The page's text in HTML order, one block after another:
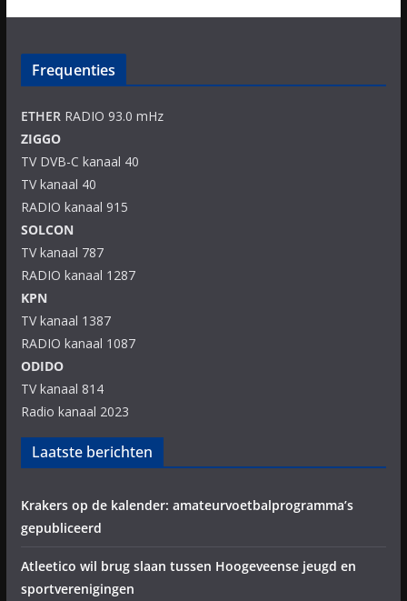
Frequenties
ETHERRADIO 93.0 mHz
ZIGGO
TV DVB-C kanaal 40
TV kanaal 40
RADIO kanaal 915
SOLCON
TV kanaal 787
RADIO kanaal 1287
KPN
TV kanaal 1387
RADIO kanaal 1087
ODIDO
TV kanaal 814
Radio kanaal 2023
Laatste berichten
Krakers op de kalender: amateurvoetbalprogramma’s
gepubliceerd
Atleetico wil brug slaan tussen Hoogeveense jeugd en
sportverenigingen